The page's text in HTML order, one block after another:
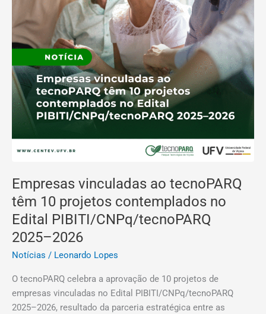
Empresas vinculadas ao tecnoPARQ
têm 10 projetos contemplados no
Edital PIBITI/CNPq/tecnoPARQ
2025–2026
Notícias / Leonardo Lopes
O tecnoPARQ celebra a aprovação de 10 projetos de
empresas vinculadas no Edital PIBITI/CNPq/tecnoPARQ
2025–2026, resultado da parceria estratégica entre as
PIBITI/CNPq/tecnoPARQ
2025–
2026